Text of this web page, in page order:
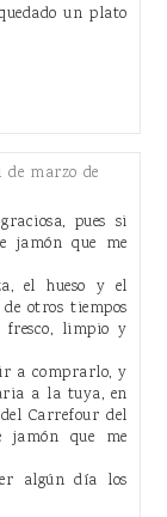
un plato
de marzo de
pues si
jamón que me
el hueso y el
de otros tiempos
fresco, limpio y
a comprarlo, y
a la tuya, en
Carrefour del
que me
algún día los